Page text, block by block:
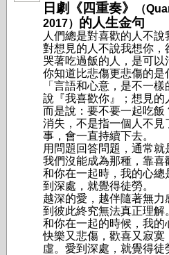
日劇《四重奏》
（
2017） 的人生金句
人們總是對喜歡的人不說
對想見的人不說我想你，
哭著吃過飯的人，是可以
你知道比悲傷更悲傷的是
「言語和心意，是不一
說『我喜歡你』；想見的
而是說：要不要一起吃飯
消失，不是指一個人不
事，會一直持續下去。
用問題回答問題，通常就
我們沒能成為那種，靠喜
和你在一起時，我的心
到深處，就覺得徒勞。
越深的愛，越伴隨著無
到彼此終究無法真正理解
和你在一起的時候，我的
快樂又悲傷，歡喜又寂
虛。愛到深處，就覺得徒